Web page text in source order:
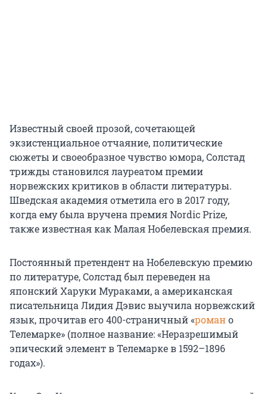
Известный своей прозой, сочетающей
экзистенциальное отчаяние, политические
сюжеты и своеобразное чувство юмора, Солстад
трижды становился лауреатом премии
норвежских критиков в области литературы.
Шведская академия отметила его в 2017 году,
когда ему была вручена премия Nordic Prize,
также известная как Малая Нобелевская премия.
Постоянный претендент на Нобелевскую премию
по литературе, Солстад был переведен на
японский Харуки Мураками, а американская
писательница Лидия Дэвис выучила норвежский
язык, прочитав его 400-страничный «романо
Телемарке» (полное название: «Неразрешимый
эпический элемент в Телемарке в 1592–1896
годах»).